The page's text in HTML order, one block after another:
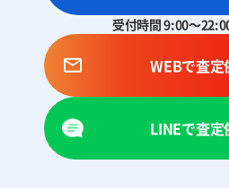
受付時間 9:00～
WEBで査定
LINEで査定